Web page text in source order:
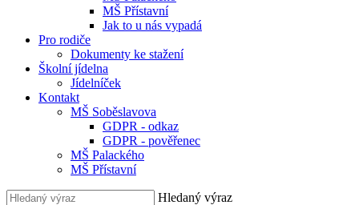
MŠ Přístavní
Jak to u nás vypadá
Pro rodiče
Dokumenty ke stažení
Školní jídelna
Jídelníček
Kontakt
MŠ Soběslavova
GDPR - odkaz
GDPR - pověřenec
MŠ Palackého
MŠ Přístavní
Hledaný výraz